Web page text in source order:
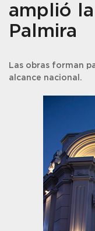
amplió
Palmira
Las obras forman
alcance nacional.